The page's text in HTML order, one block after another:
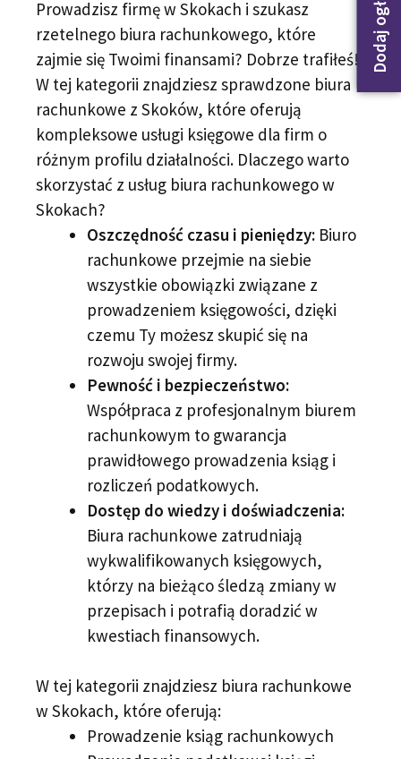
Prowadzisz firmę w Skokach i szukasz
rzetelnego biura rachunkowego, które
zajmie się Twoimi finansami? Dobrze trafiłeś!
W tej kategorii znajdziesz sprawdzone biura
rachunkowe z Skoków, które oferują
kompleksowe usługi księgowe dla firm o
różnym profilu działalności. Dlaczego warto
skorzystać z usług biura rachunkowego w
Skokach?
Oszczędność czasu i pieniędzy: Biuro
rachunkowe przejmie na siebie
wszystkie obowiązki związane z
prowadzeniem księgowości, dzięki
czemu Ty możesz skupić się na
rozwoju swojej firmy.
Pewność i bezpieczeństwo:
Współpraca z profesjonalnym biurem
rachunkowym to gwarancja
prawidłowego prowadzenia ksiąg i
rozliczeń podatkowych.
Dostęp do wiedzy i doświadczenia:
Biura rachunkowe zatrudniają
wykwalifikowanych księgowych,
którzy na bieżąco śledzą zmiany w
przepisach i potrafią doradzić w
kwestiach finansowych.
W tej kategorii znajdziesz biura rachunkowe
w Skokach, które oferują:
Prowadzenie ksiąg rachunkowych